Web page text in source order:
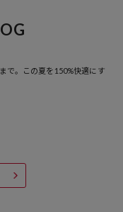
外や屋内の光の照射や
す。
品質表示とアテンショ
で。この夏を150%快適にす